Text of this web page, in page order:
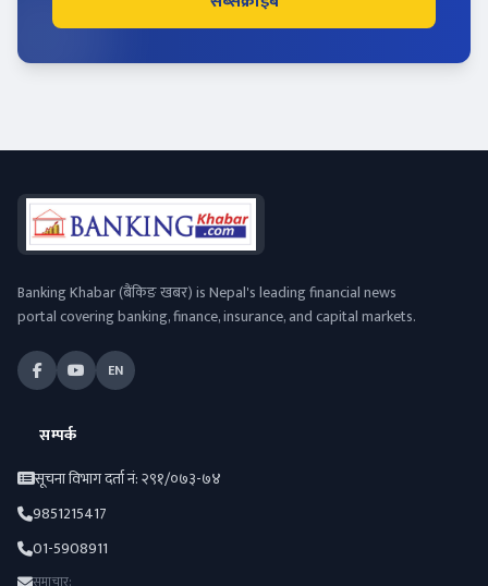
Banking Khabar (बैंकिङ खबर) is Nepal's leading financial news
portal covering banking, finance, insurance, and capital markets.
EN
सम्पर्क
सूचना विभाग दर्ता नं: २९१/०७३-७४
9851215417
01-5908911